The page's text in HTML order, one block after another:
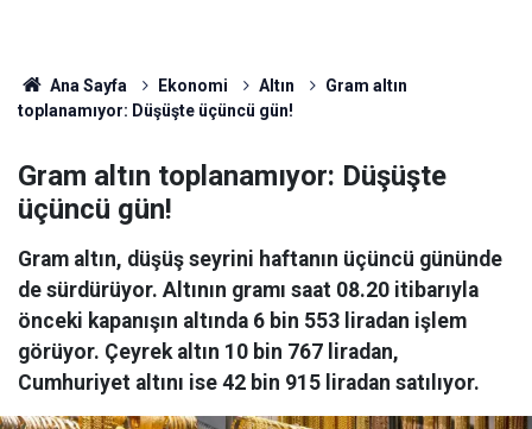
Ana Sayfa Ekonomi Altın
Gram altın
toplanamıyor: Düşüşte üçüncü gün!
Gram altın toplanamıyor: Düşüşte
üçüncü gün!
Gram altın, düşüş seyrini haftanın üçüncü gününde
de sürdürüyor. Altının gramı saat 08.20 itibarıyla
önceki kapanışın altında 6 bin 553 liradan işlem
görüyor. Çeyrek altın 10 bin 767 liradan,
Cumhuriyet altını ise 42 bin 915 liradan satılıyor.